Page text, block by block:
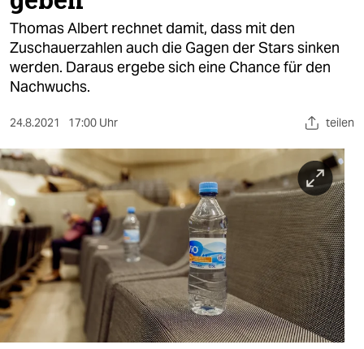
öko
gesellschaft
kultur
sport
berlin
nord
wahrheit
verlag
verlag
veranstaltungen
Thomas Albert rechnet damit, dass mit den
Zuschauerzahlen auch die Gagen der Stars sinken
werden. Daraus ergebe sich eine Chance für den
Nachwuchs.
24.8.2021 17:00 Uhr teilen